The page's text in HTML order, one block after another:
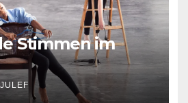
Stimmen im
JULEF